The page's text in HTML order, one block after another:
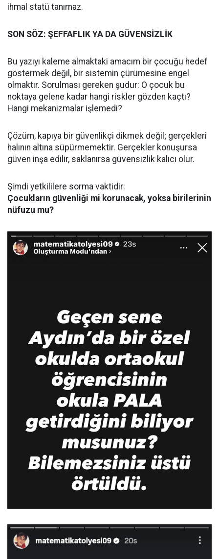
ihmal statü tanımaz.
SON SÖZ: ŞEFFAFLIK YA DA GÜVENSİZLİK
Bu yazıyı kaleme almaktaki amacım bir çocuğu hedef
göstermek değil, bir sistemin çürümesine engel
olmaktır. Sorulması gereken şudur: O çocuk bu
noktaya gelene kadar hangi riskler gözden kaçtı?
Hangi mekanizmalar işlemedi?
Çözüm, kapıya bir güvenlikçi dikmek değil; gerçekleri
halının altına süpürmemektir. Gerçekler konuşursa
güven inşa edilir, saklanırsa güvensizlik kalıcı olur.
Şimdi yetkililere sorma vaktidir:
Çocukların güvenliği mi korunacak, yoksa birilerinin
nüfuzu mu?